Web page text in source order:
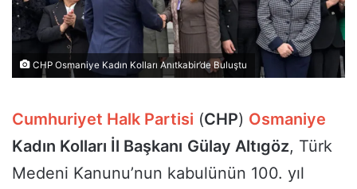
CHP Osmaniye Kadın Kolları Anıtkabir’de Buluştu
Cumhuriyet Halk Partisi (CHP) Osmaniye
Kadın Kolları İl Başkanı Gülay Altıgöz, Türk
Medeni Kanunu’nun kabulünün 100. yıl